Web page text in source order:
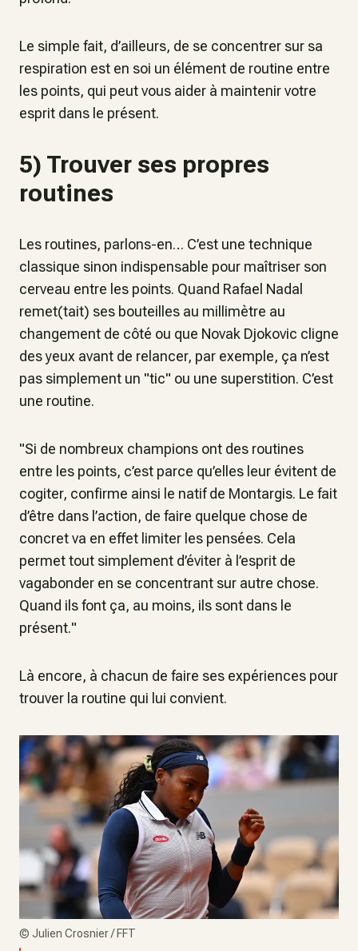
Le simple fait, d’ailleurs, de se concentrer sur sa
respiration est en soi un élément de routine entre
les points, qui peut vous aider à maintenir votre
esprit dans le présent.
5) Trouver ses propres
routines
Les routines, parlons-en… C’est une technique
classique sinon indispensable pour maîtriser son
cerveau entre les points. Quand Rafael Nadal
remet(tait) ses bouteilles au millimètre au
changement de côté ou que Novak Djokovic cligne
des yeux avant de relancer, par exemple, ça n’est
pas simplement un "tic" ou une superstition. C’est
une routine.
"Si de nombreux champions ont des routines
entre les points, c’est parce qu’elles leur évitent de
cogiter, confirme ainsi le natif de Montargis. Le fait
d’être dans l’action, de faire quelque chose de
concret va en effet limiter les pensées. Cela
permet tout simplement d’éviter à l’esprit de
vagabonder en se concentrant sur autre chose.
Quand ils font ça, au moins, ils sont dans le
présent."
Là encore, à chacun de faire ses expériences pour
trouver la routine qui lui convient.
© Julien Crosnier / FFT